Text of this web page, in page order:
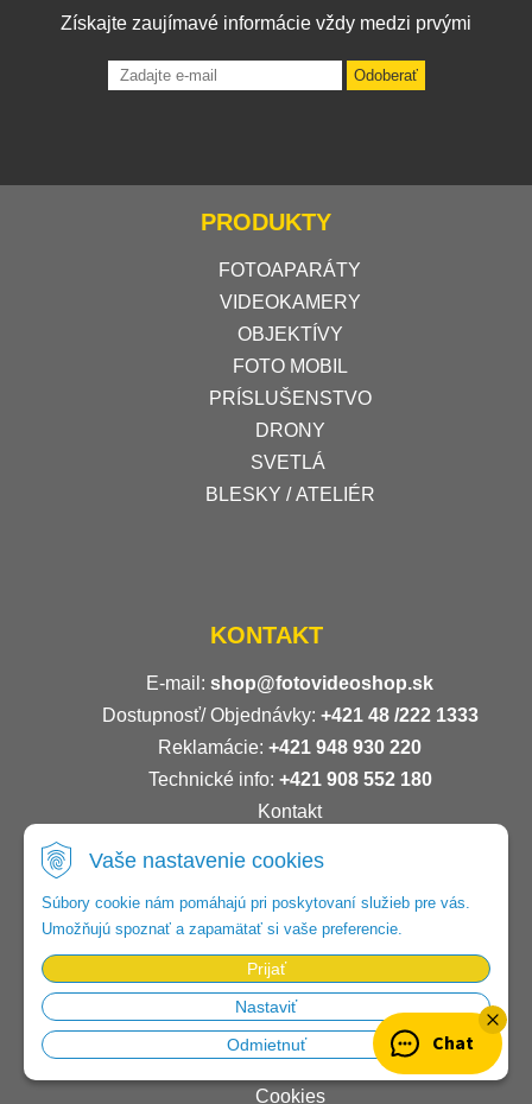
Vaše nastavenie cookies
Súbory cookie nám pomáhajú pri poskytovaní služieb pre vás.
Umožňujú spoznať a zapamätať si vaše preferencie.
Prijať
Nastaviť
Odmietnuť
Získajte zaujímavé informácie vždy medzi prvými
Odoberať
PRODUKTY
FOTOAPARÁTY
VIDEOKAMERY
OBJEKTÍVY
FOTO MOBIL
PRÍSLUŠENSTVO
DRONY
SVETLÁ
BLESKY / ATELIÉR
KONTAKT
E-mail: shop@fotovideoshop.sk
Dostupnosť/ Objednávky: +421 48 /222 1333
Reklamácie: +421 948 930 220
Technické info: +421 908 552 180
Kontakt
FAQ - Najčastejšie otázky
Nákup na splátky
Podmienky / záruka
Doprava zdarma nad 99€
Osobné údaje
Cookies
Chat